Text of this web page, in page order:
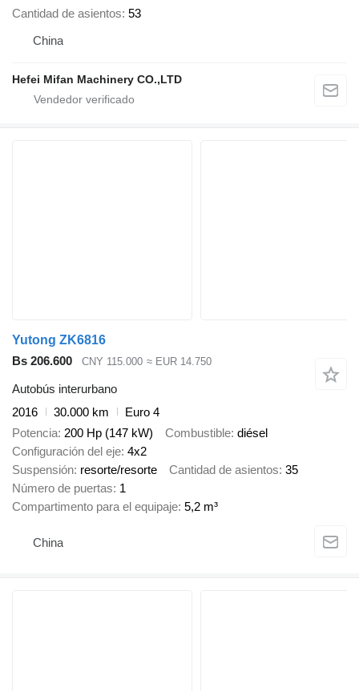
Cantidad de asientos 53
China
Hefei Mifan Machinery CO.,LTD
Yutong ZK6816
Bs 206.600
CNY 115.000 ≈ EUR 14.750
Autobús interurbano
2016
30.000 km
Euro 4
Potencia 200 Hp (147 kW) Combustible diésel
Configuración del eje 4x2
Suspensión resorte/resorte Cantidad de asientos 35
Número de puertas 1
Compartimento para el equipaje 5,2 m³
China